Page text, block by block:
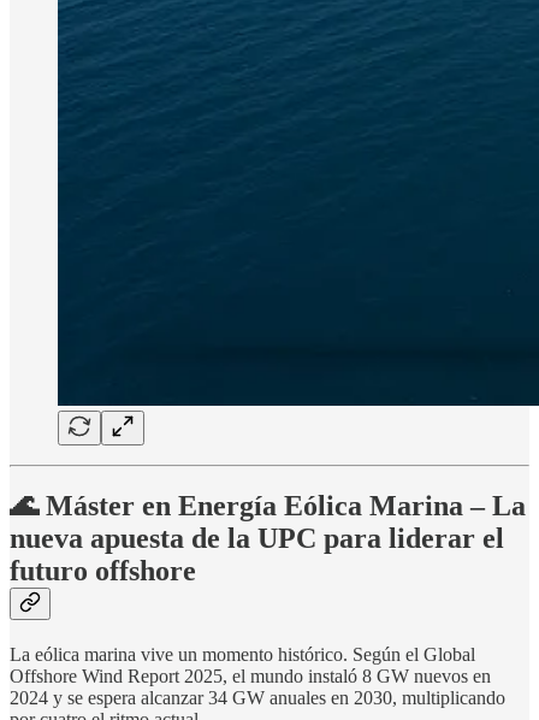
🌊 Máster en Energía Eólica Marina – La
nueva apuesta de la UPC para liderar el
futuro offshore
La eólica marina vive un momento histórico. Según el Global
Offshore Wind Report 2025, el mundo instaló 8 GW nuevos en
2024 y se espera alcanzar 34 GW anuales en 2030, multiplicando